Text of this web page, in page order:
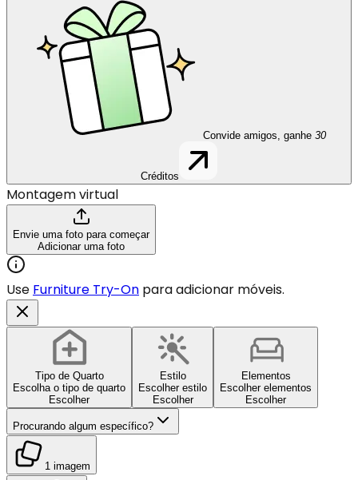
Convide amigos, ganhe 30
Créditos
Montagem virtual
Envie uma foto para começar
Adicionar uma foto
Use Furniture Try-On para adicionar móveis.
Tipo de Quarto
Escolha o tipo de quarto
Escolher
Estilo
Escolher estilo
Escolher
Elementos
Escolher elementos
Escolher
Procurando algum específico?
1 imagem